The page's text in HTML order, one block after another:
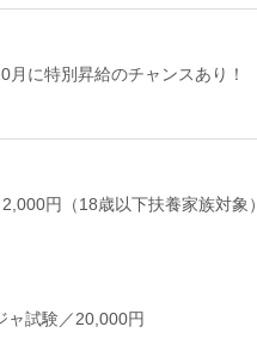
に特別昇給のチャンスあり！
円（18歳以下扶養家族対象）
ャ試験／20,000円